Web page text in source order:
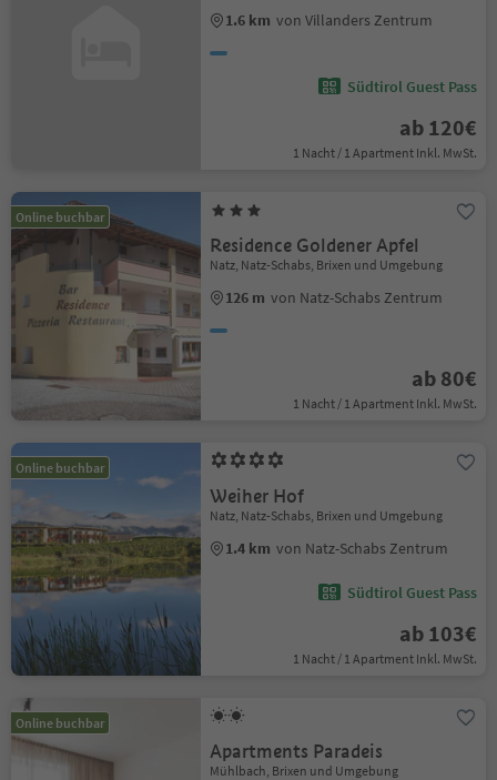
1.6 km von Villanders Zentrum
Südtirol Guest Pass
ab 120€
1 Nacht / 1 Apartment Inkl. MwSt.
Online buchbar
Residence Goldener Apfel
Natz, Natz-Schabs, Brixen und Umgebung
126 m von Natz-Schabs Zentrum
ab 80€
1 Nacht / 1 Apartment Inkl. MwSt.
Online buchbar
Weiher Hof
Natz, Natz-Schabs, Brixen und Umgebung
1.4 km von Natz-Schabs Zentrum
Südtirol Guest Pass
ab 103€
1 Nacht / 1 Apartment Inkl. MwSt.
Online buchbar
Apartments Paradeis
Mühlbach, Brixen und Umgebung